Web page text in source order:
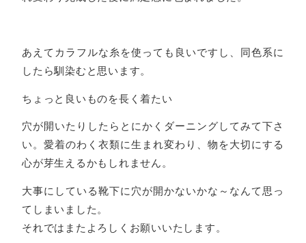
あえてカラフルな糸を使っても良いですし、同色系に
したら馴染むと思います。
ちょっと良いものを長く着たい
穴が開いたりしたらとにかくダーニングしてみて下さ
い。愛着のわく衣類に生まれ変わり、物を大切にする
心が芽生えるかもしれません。
大事にしている靴下に穴が開かないかな～なんて思っ
てしまいました。
それではまたよろしくお願いいたします。